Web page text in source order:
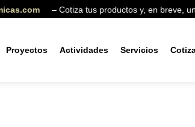
– Cotiza tus productos y, en breve, uno
Proyectos Actividades Servicios